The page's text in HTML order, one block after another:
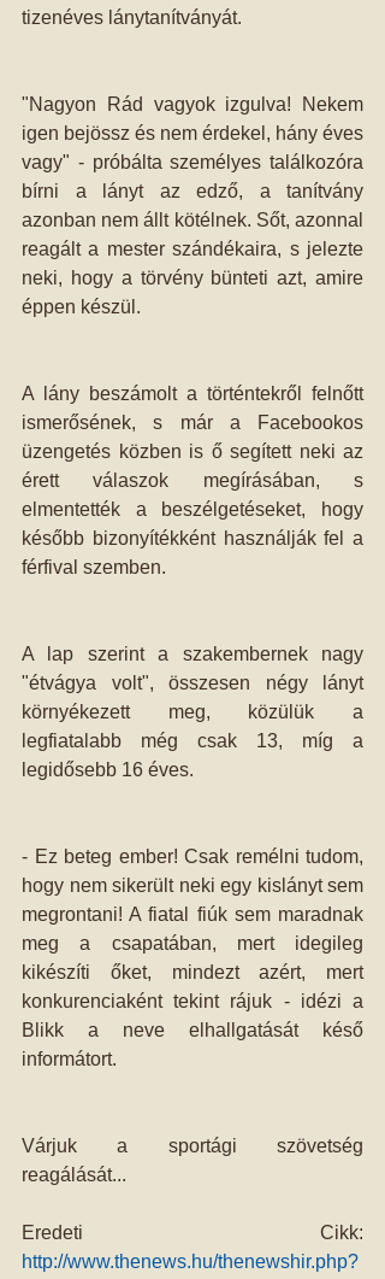
tizenéves lánytanítványát.
"Nagyon Rád vagyok izgulva! Nekem
igen bejössz és nem érdekel, hány éves
vagy" - próbálta személyes találkozóra
bírni a lányt az edző, a tanítvány
azonban nem állt kötélnek. Sőt, azonnal
reagált a mester szándékaira, s jelezte
neki, hogy a törvény bünteti azt, amire
éppen készül.
A lány beszámolt a történtekről felnőtt
ismerősének, s már a Facebookos
üzengetés közben is ő segített neki az
érett válaszok megírásában, s
elmentették a beszélgetéseket, hogy
később bizonyítékként használják fel a
férfival szemben.
A lap szerint a szakembernek nagy
"étvágya volt", összesen négy lányt
környékezett meg, közülük a
legfiatalabb még csak 13, míg a
legidősebb 16 éves.
- Ez beteg ember! Csak remélni tudom,
hogy nem sikerült neki egy kislányt sem
megrontani! A fiatal fiúk sem maradnak
meg a csapatában, mert idegileg
kikészíti őket, mindezt azért, mert
konkurenciaként tekint rájuk - idézi a
Blikk a neve elhallgatását késő
informátort.
Várjuk a sportági szövetség
reagálását...
http://www.thenews.hu/thenewshir.php?